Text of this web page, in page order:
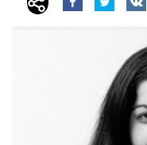
Агітатор